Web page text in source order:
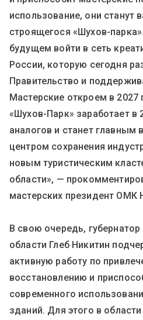
использование, они станут
строящегося «Шухов-
будущем войти в сеть
России, которую сегодня
Правительство и
Мастерские откроем в 2027
«Шухов-Парк» заработает в
аналогов и станет главным
центром сохранения
новым туристическим
области», —
мастерских президент ОМК
В свою очередь,
области Глеб Никитин
активную работу по
восстановлению и
современного
зданий. Для этого в